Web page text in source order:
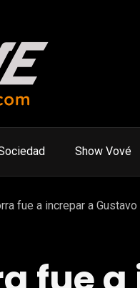
Show Vové
fue a increpar a